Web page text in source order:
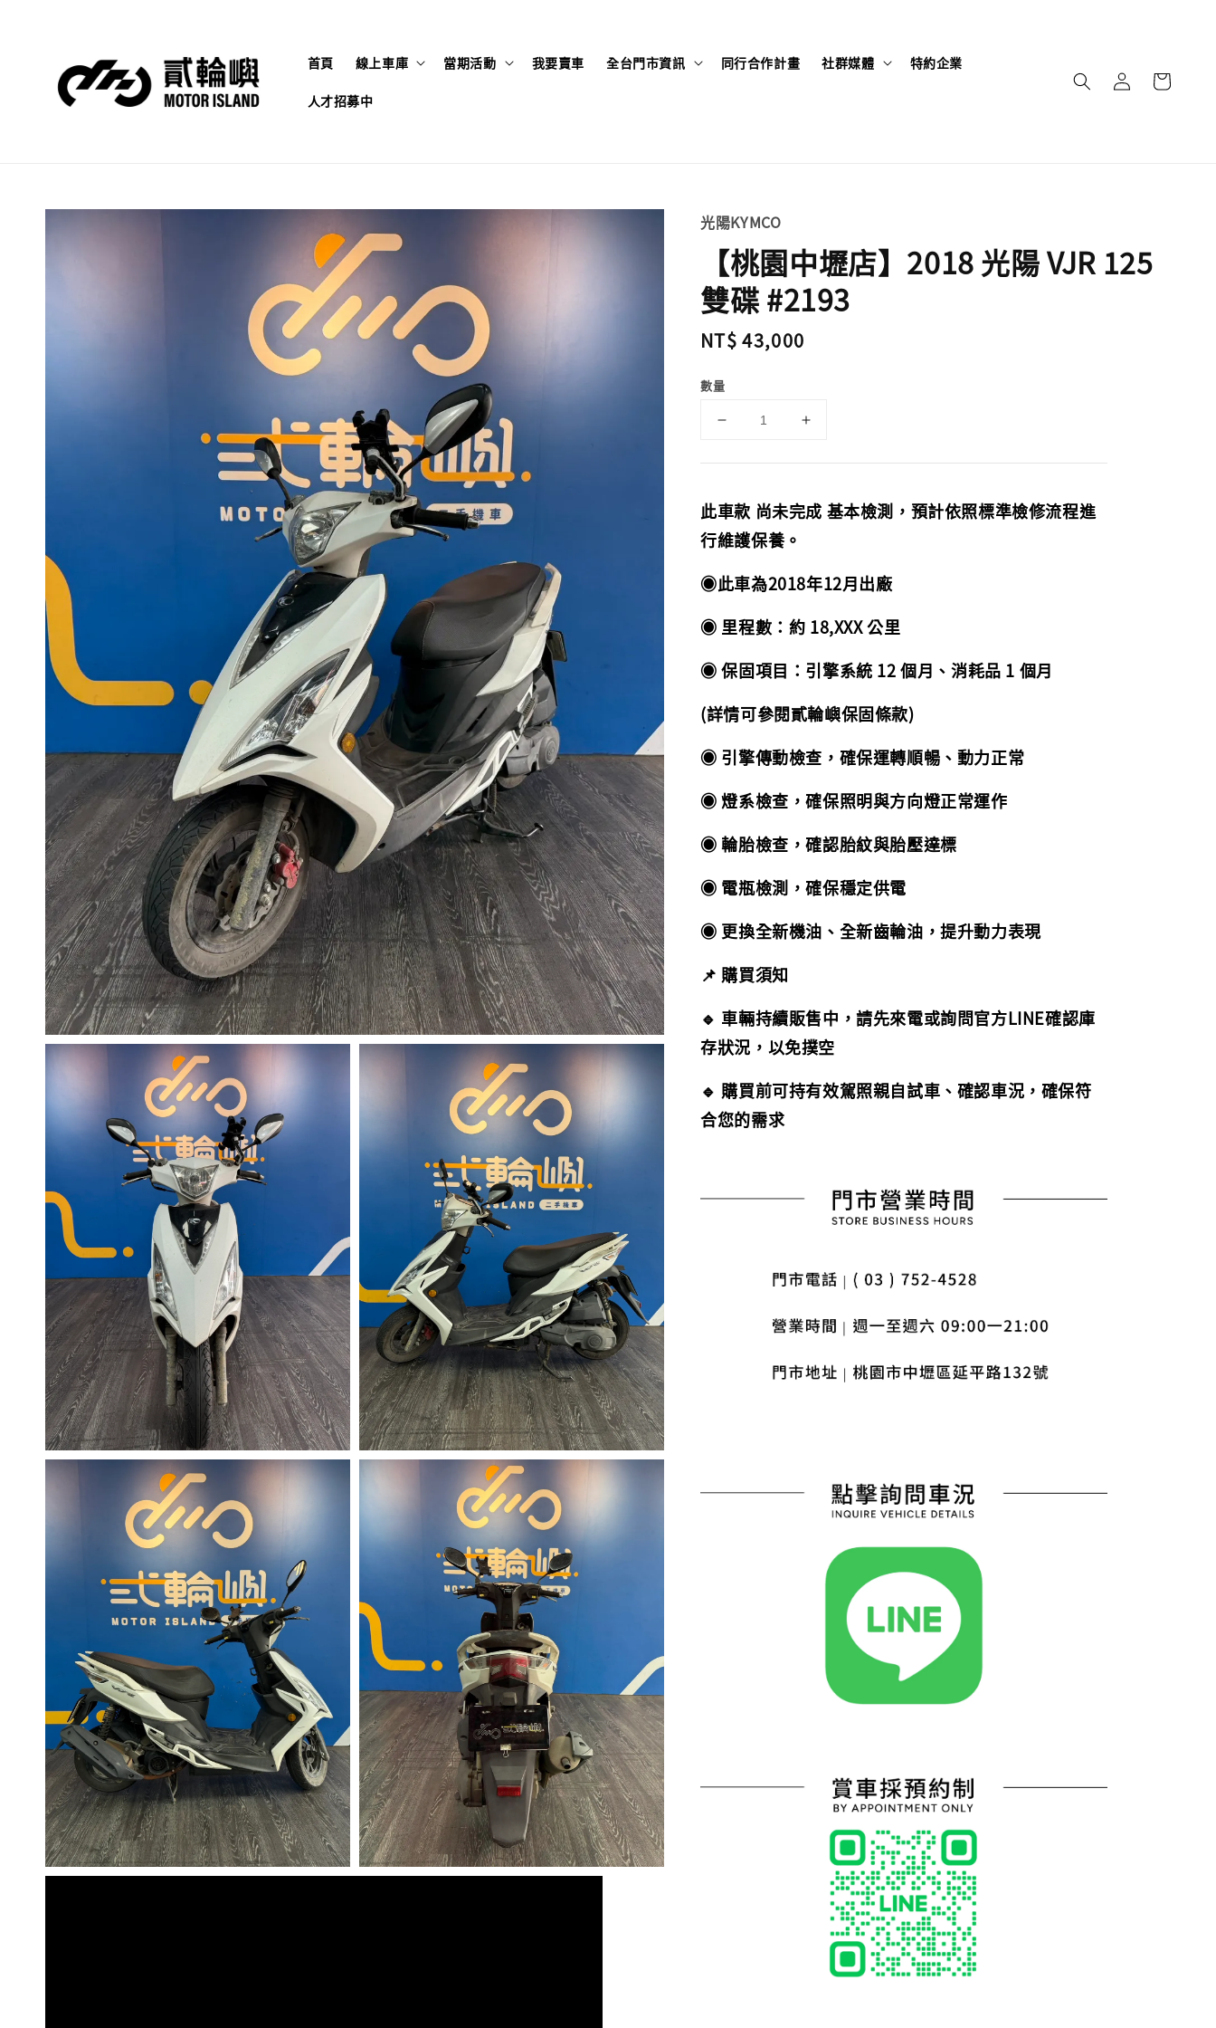
首頁 線上車庫 當期活動 我要賣車 全台門市資訊 同行合作計畫 社群媒體 特約企業
人才招募中
光陽KYMCO
【桃園中壢店】2018 光陽 VJR 125
雙碟 #2193
Regular
NT$ 43,000
數量
此車款 尚未完成 基本檢測，預計依照標準檢修流程進
行維護保養。
◉此車為2018年12月出廠
◉ 里程數：約 18,XXX 公里
◉ 保固項目：引擎系統 12 個月、消耗品 1 個月
(詳情可參閱貳輪嶼保固條款)
◉ 引擎傳動檢查，確保運轉順暢、動力正常
◉ 燈系檢查，確保照明與方向燈正常運作
◉ 輪胎檢查，確認胎紋與胎壓達標
◉ 電瓶檢測，確保穩定供電
◉ 更換全新機油、全新齒輪油，提升動力表現
📌 購買須知
🔹 車輛持續販售中，請先來電或詢問官方LINE確認庫
存狀況，以免撲空
🔹 購買前可持有效駕照親自試車、確認車況，確保符
合您的需求